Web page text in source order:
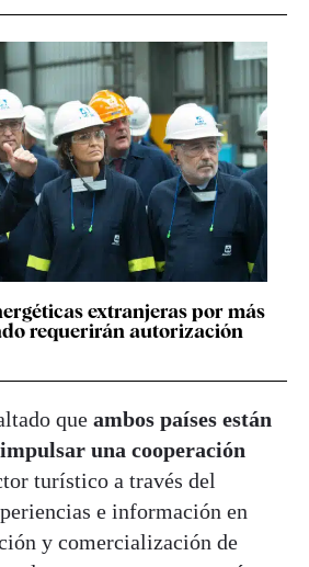
extranjeras por más
requerirán autorización
que ambos países están
una cooperación
turístico a través del
e información en
y comercialización de